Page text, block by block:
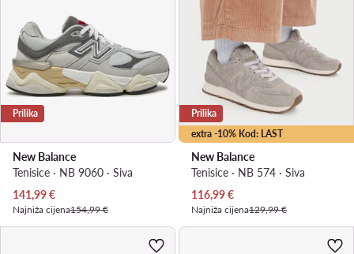
Prilika
New Balance
Tenisice · NB 9060 · Siva
Trenutna cijena
141,99€
Najniža cijena154,99 €
extra -10% Kod: LAST
Prilika
New Balance
Tenisice · NB 574 · Siva
Trenutna cijena
116,99€
Najniža cijena129,99 €